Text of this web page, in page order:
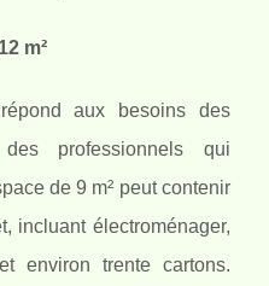
m²
aux besoins des
professionnels qui
de 9 m² peut contenir
incluant électroménager,
environ trente cartons.